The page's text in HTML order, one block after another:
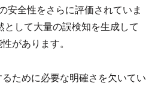
安全性をさらに評価されていま
して大量の誤検知を生成して
があります。
ために必要な明確さを欠いてい